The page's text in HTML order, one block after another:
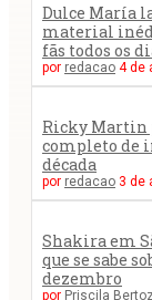
Dulce María
material
fãs todos os
por redacao 4 de
Ricky Martin
completo de
década
por redacao 3 de
Shakira em
que se sabe
dezembro
por Priscila